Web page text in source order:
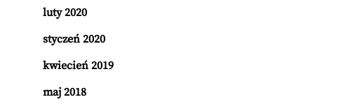
luty 2020
styczeń 2020
kwiecień 2019
maj 2018